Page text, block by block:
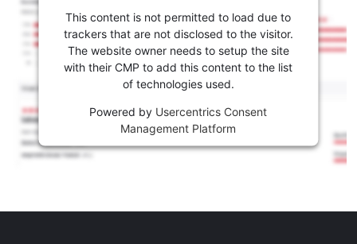
This content is not permitted to load due to
trackers that are not disclosed to the visitor.
The website owner needs to setup the site
with their CMP to add this content to the list
of technologies used.
Powered by Usercentrics Consent
Management Platform